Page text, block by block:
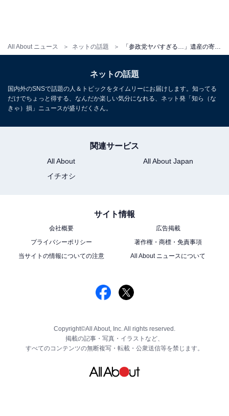
All About ニュース ネットの話題
ネットの話題
国内外のSNSで話題の人＆トピックをタイムリーにお届けします。知ってる
だけでちょっと得する、なんだか楽しい気分になれる、ネット発「知ら（な
きゃ）損」ニュースが盛りだくさん。
関連サービス
All About
All About Japan
イチオシ
サイト情報
会社概要
広告掲載
プライバシーポリシー
著作権・商標・免責事項
当サイトの情報についての注意
All About ニュースについて
Copyright©All About, Inc. All rights reserved.
掲載の記事・写真・イラストなど、
すべてのコンテンツの無断複写・転載・公衆送信等を禁じます。